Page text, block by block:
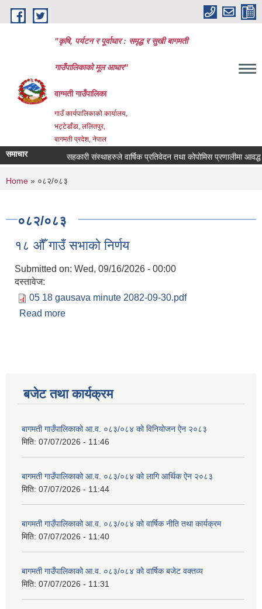
Skip to main content
"कृषि, पर्यटन र पूर्वाधार : समृद्ध र सुखी बागमती
गाउँपालिकाको मूल आधार"
वाग्मती गाउँपालिका
गाउँ कार्यपालिकाको कार्यालय,
भट्टेडाँडा, ललितपुर,
बागमती प्रदेश, नेपाल
समाचार सहकारी संस्थाहरुले वार्षिक प्रतिवेदन तथा कोपोमिस प्रणालीमा आवद्ध
You are here
Home » ०८२/०८३
०८२/०८३
१८ औँ गाउँ सभाको निर्णय
Submitted on: Wed, 09/16/2026 - 00:00
दस्तावेज:
05 18 gausava minute 2082-09-30.pdf
Read more
बजेट तथा कार्यक्रम
बागमती गाउँपालिकाको आ.व. ०८३/०८४ को विनियोजन ऐन २०८३
मिति: 07/07/2026 - 11:46
बागमती गाउँपालिकाको आ.व. ०८३/०८४ को लागि आर्थिक ऐन २०८३
मिति: 07/07/2026 - 11:44
बागमती गाउँपालिकाको आ.व. ०८३/०८४ को वार्षिक नीति तथा कार्यक्रम
मिति: 07/07/2026 - 11:40
बागमती गाउँपालिकाको आ.व. ०८३/०८४ को वार्षिक बजेट वक्तव्य
मिति: 07/07/2026 - 11:31